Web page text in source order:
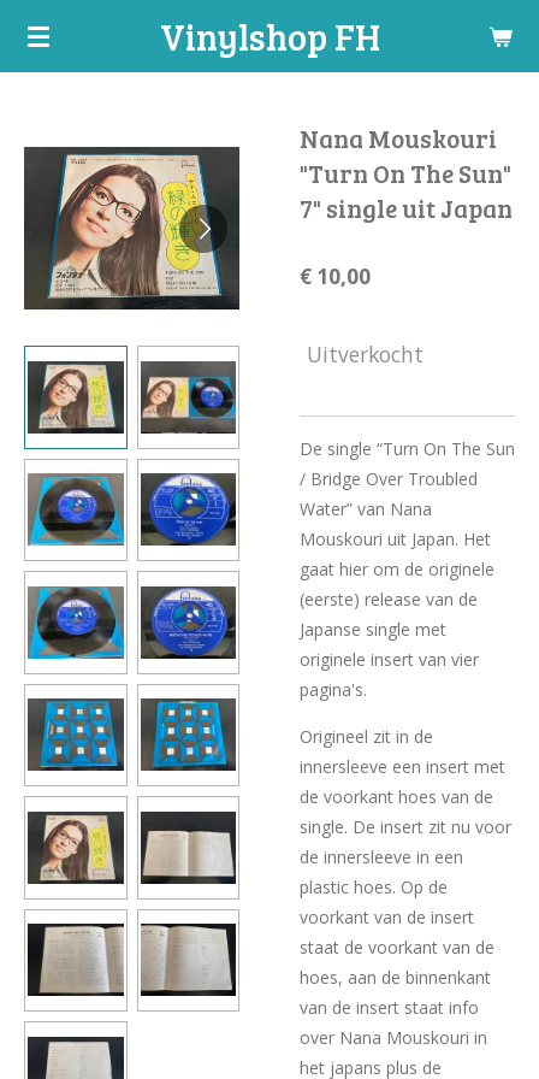
Ga
hoofdinhoud
Vinylshop FH
Nana Mouskouri
"Turn On The Sun"
7" single uit Japan
€ 10,00
Uitverkocht
De single “Turn On The Sun
/ Bridge Over Troubled
Water” van Nana
Mouskouri uit Japan. Het
gaat hier om de originele
(eerste) release van de
Japanse single met
originele insert van vier
pagina's.
Origineel zit in de
innersleeve een insert met
de voorkant hoes van de
single. De insert zit nu voor
de innersleeve in een
plastic hoes. Op de
voorkant van de insert
staat de voorkant van de
hoes, aan de binnenkant
van de insert staat info
over Nana Mouskouri in
het japans plus de